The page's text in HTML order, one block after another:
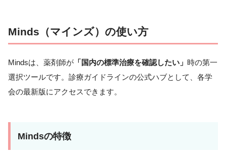
Minds（マインズ）の使い方
Mindsは、薬剤師が 「国内の標準治療を確認したい」 時の第一
選択ツールです。診療ガイドラインの公式ハブとして、各学
会の最新版にアクセスできます。
Mindsの特徴